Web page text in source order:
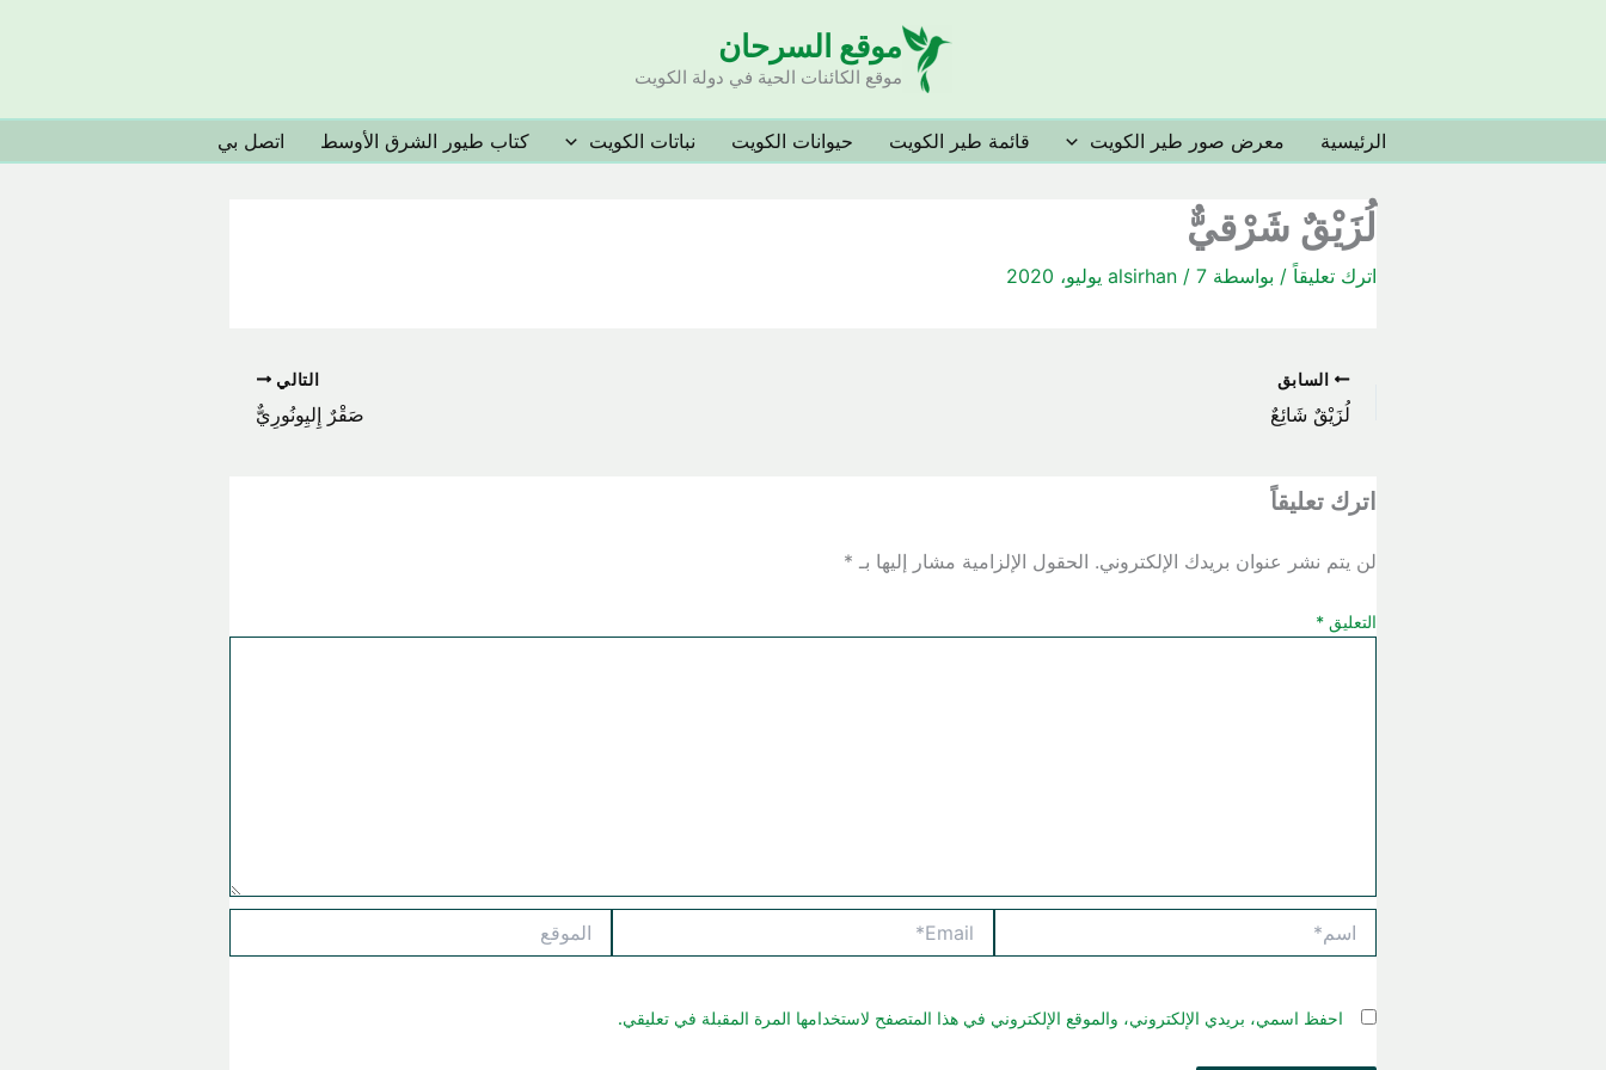
موقع السرحان
موقع الكائنات الحية في دولة الكويت
الرئيسية معرض صور طير الكويت قائمة طير الكويت حيوانات الكويت نباتات الكويت كتاب طيور الشرق الأوسط اتصل بي
لُزَيْقٌ شَرْقيٌّ
اترك تعليقاً / بواسطة alsirhan / 7 يوليو، 2020
السابق
لُزَيْقٌ شَائِعٌ
التالي
صَقْرٌ إِليِونُورِيٌّ
اترك تعليقاً
لن يتم نشر عنوان بريدك الإلكتروني. الحقول الإلزامية مشار إليها بـ *
التعليق *
احفظ اسمي، بريدي الإلكتروني، والموقع الإلكتروني في هذا المتصفح لاستخدامها المرة المقبلة في تعليقي.